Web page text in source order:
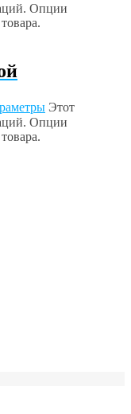
Опции
Этот
Опции